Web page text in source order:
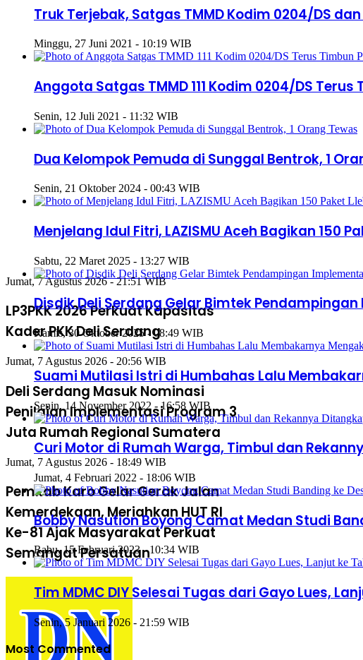
Jumat, 7 Agustus 2026 - 21:51 WIB
LP3PKK 2026 Perkuat Kapasitas
Kader PKK Deli Serdang
Jumat, 7 Agustus 2026 - 20:56 WIB
Deli Serdang Masuk Nominasi
Penilaian Implementasi Program 3
Juta Rumah Regional Sumatera
Jumat, 7 Agustus 2026 - 18:49 WIB
Pemkab Karo Gelar Gerak Jalan
Kemerdekaan, Meriahkan HUT RI
Ke-81 Ajak Masyarakat Perkuat
Semangat Persatuan
Truk Terjebak, Satgas TMMD Kodim 0204/DS
Minggu, 27 Juni 2021 - 10:19 WIB
Anggota Satgas TMMD 111 Kodim 0204/DS
Senin, 12 Juli 2021 - 11:32 WIB
Dua Kelompok Pemuda di Sunggal Bentrok, 1
Senin, 21 Oktober 2024 - 00:43 WIB
Menjelang Idul Fitri, LAZISMU Aceh Bagikan 150
Sabtu, 22 Maret 2025 - 13:27 WIB
Disdik Deli Serdang Gelar Bimtek
Kamis, 30 Oktober 2025 - 08:49 WIB
Suami Mutilasi Istri di Humbahas Lalu
Senin, 14 November 2022 - 16:58 WIB
Curi Motor di Rumah Warga, Timbul dan
Jumat, 4 Februari 2022 - 18:06 WIB
Bobby Nasution Boyong Camat Medan Studi
Rabu, 15 Februari 2023 - 10:34 WIB
Tim MDMC DIY Selesai Tugas dari Gayo Lues,
Senin, 5 Januari 2026 - 21:59 WIB
Most Commented